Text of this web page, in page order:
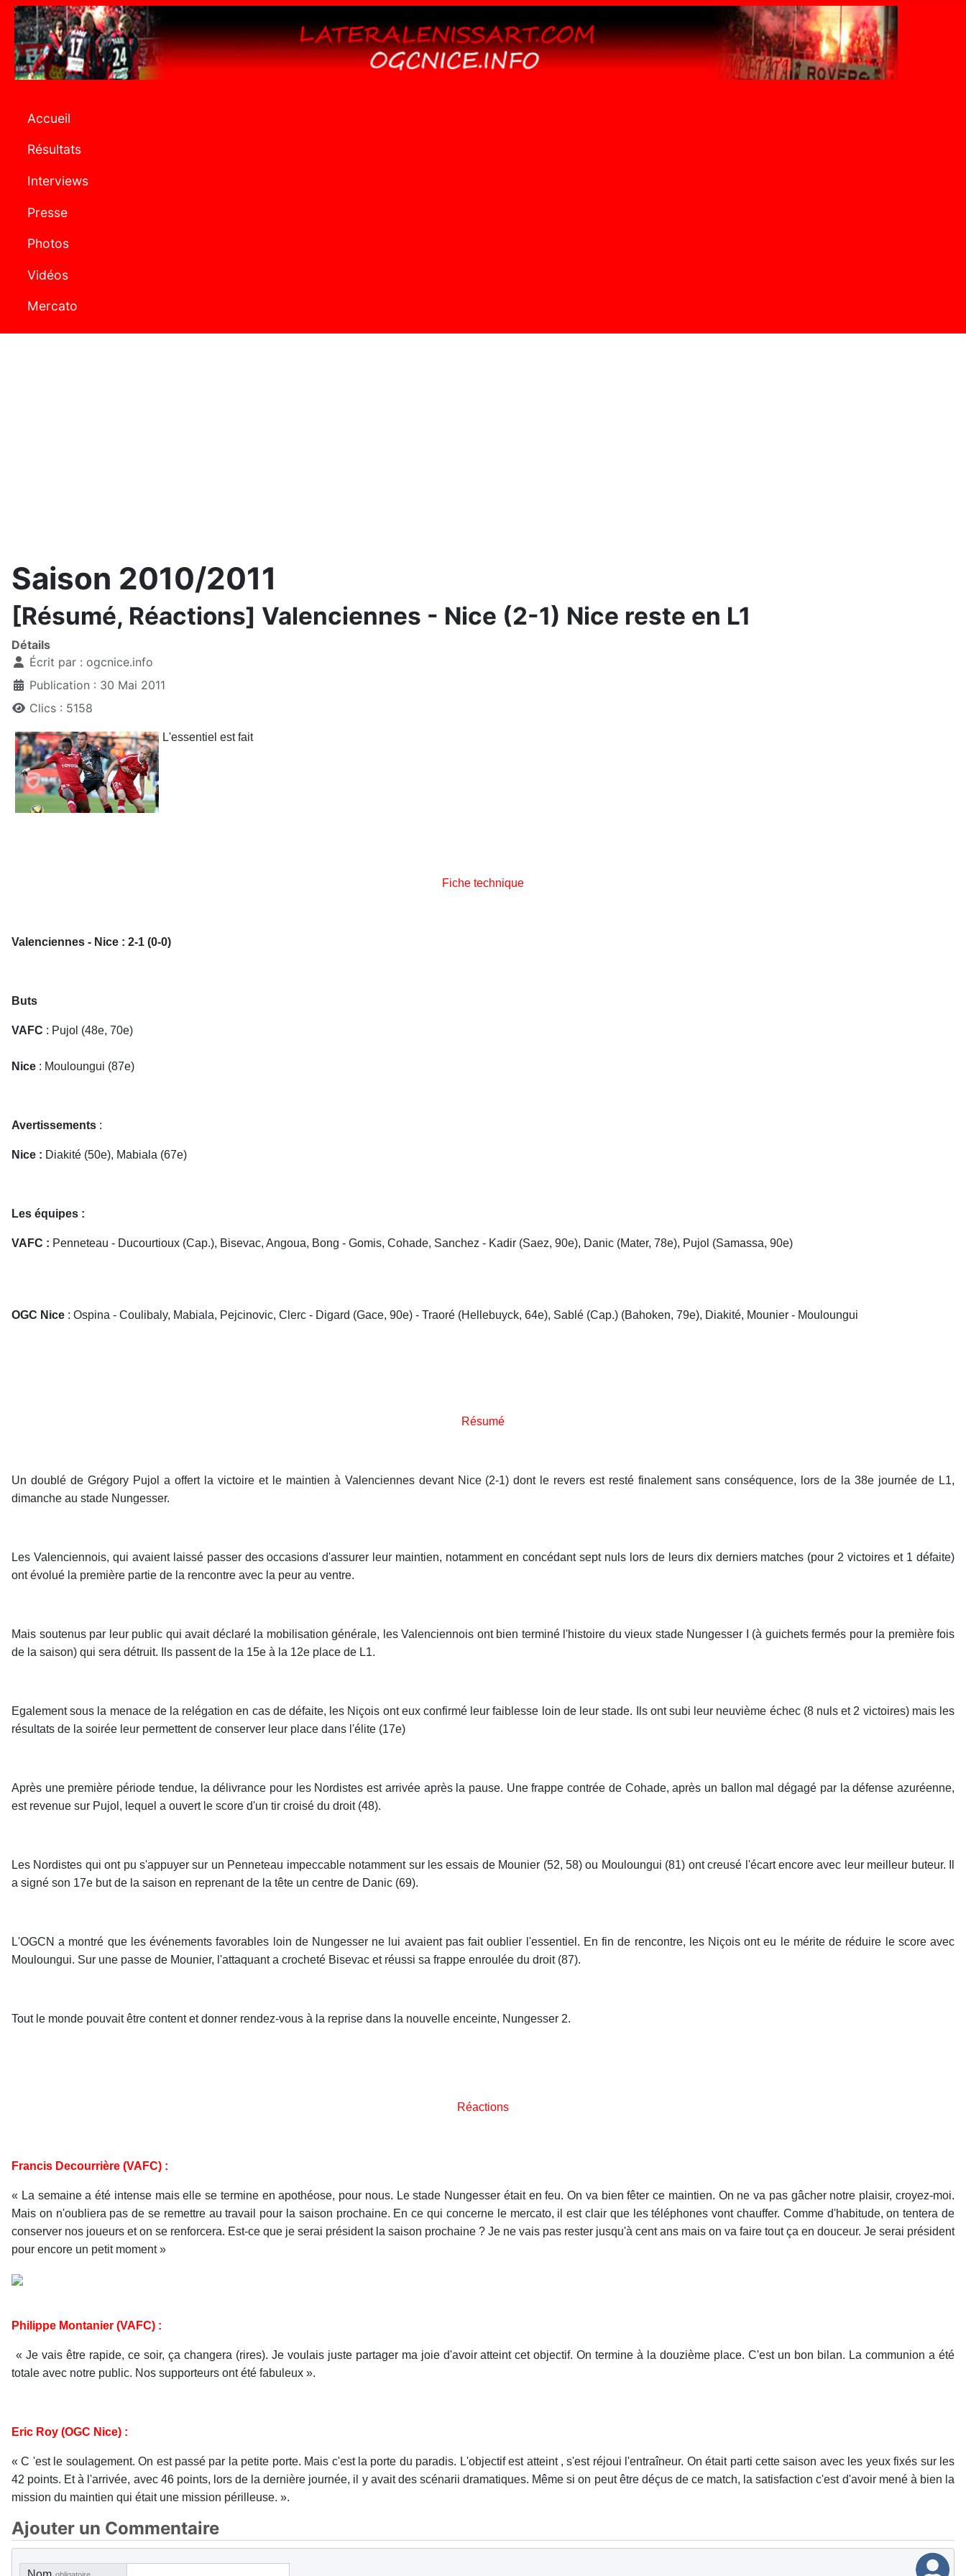
Accueil
Résultats
Interviews
Presse
Photos
Vidéos
Mercato
Saison 2010/2011
[Résumé, Réactions] Valenciennes - Nice (2-1) Nice reste en L1
Détails
Écrit par : ogcnice.info
Publication : 30 Mai 2011
Clics : 5158
L'essentiel est fait
Fiche technique
Valenciennes - Nice : 2-1 (0-0)
Buts
VAFC : Pujol (48e, 70e)
Nice : Mouloungui (87e)
Avertissements :
Nice : Diakité (50e), Mabiala (67e)
Les équipes :
VAFC : Penneteau - Ducourtioux (Cap.), Bisevac, Angoua, Bong - Gomis, Cohade, Sanchez - Kadir (Saez, 90e), Danic (Mater, 78e), Pujol (Samassa, 90e)
OGC Nice : Ospina - Coulibaly, Mabiala, Pejcinovic, Clerc - Digard (Gace, 90e) - Traoré (Hellebuyck, 64e), Sablé (Cap.) (Bahoken, 79e), Diakité, Mounier - Mouloungui
Résumé
Un doublé de Grégory Pujol a offert la victoire et le maintien à Valenciennes devant Nice (2-1) dont le revers est resté finalement sans conséquence, lors de la 38e journée de L1,
dimanche au stade Nungesser.
Les Valenciennois, qui avaient laissé passer des occasions d'assurer leur maintien, notamment en concédant sept nuls lors de leurs dix derniers matches (pour 2 victoires et 1 défaite)
ont évolué la première partie de la rencontre avec la peur au ventre.
Mais soutenus par leur public qui avait déclaré la mobilisation générale, les Valenciennois ont bien terminé l'histoire du vieux stade Nungesser I (à guichets fermés pour la première fois
de la saison) qui sera détruit. Ils passent de la 15e à la 12e place de L1.
Egalement sous la menace de la relégation en cas de défaite, les Niçois ont eux confirmé leur faiblesse loin de leur stade. Ils ont subi leur neuvième échec (8 nuls et 2 victoires) mais les
résultats de la soirée leur permettent de conserver leur place dans l'élite (17e)
Après une première période tendue, la délivrance pour les Nordistes est arrivée après la pause. Une frappe contrée de Cohade, après un ballon mal dégagé par la défense azuréenne,
est revenue sur Pujol, lequel a ouvert le score d'un tir croisé du droit (48).
Les Nordistes qui ont pu s'appuyer sur un Penneteau impeccable notamment sur les essais de Mounier (52, 58) ou Mouloungui (81) ont creusé l'écart encore avec leur meilleur buteur. Il
a signé son 17e but de la saison en reprenant de la tête un centre de Danic (69).
L'OGCN a montré que les événements favorables loin de Nungesser ne lui avaient pas fait oublier l'essentiel. En fin de rencontre, les Niçois ont eu le mérite de réduire le score avec
Mouloungui. Sur une passe de Mounier, l'attaquant a crocheté Bisevac et réussi sa frappe enroulée du droit (87).
Tout le monde pouvait être content et donner rendez-vous à la reprise dans la nouvelle enceinte, Nungesser 2.
Réactions
Francis Decourrière (VAFC) :
« La semaine a été intense mais elle se termine en apothéose, pour nous. Le stade Nungesser était en feu. On va bien fêter ce maintien. On ne va pas gâcher notre plaisir, croyez-moi.
Mais on n'oubliera pas de se remettre au travail pour la saison prochaine. En ce qui concerne le mercato, il est clair que les téléphones vont chauffer. Comme d'habitude, on tentera de
conserver nos joueurs et on se renforcera. Est-ce que je serai président la saison prochaine ? Je ne vais pas rester jusqu'à cent ans mais on va faire tout ça en douceur. Je serai président
pour encore un petit moment »
Philippe Montanier (VAFC) :
« Je vais être rapide, ce soir, ça changera (rires). Je voulais juste partager ma joie d'avoir atteint cet objectif. On termine à la douzième place. C'est un bon bilan. La communion a été
totale avec notre public. Nos supporteurs ont été fabuleux ».
Eric Roy (OGC Nice) :
« C 'est le soulagement. On est passé par la petite porte. Mais c'est la porte du paradis. L'objectif est atteint , s'est réjoui l'entraîneur. On était parti cette saison avec les yeux fixés sur les
42 points. Et à l'arrivée, avec 46 points, lors de la dernière journée, il y avait des scénarii dramatiques. Même si on peut être déçus de ce match, la satisfaction c'est d'avoir mené à bien la
mission du maintien qui était une mission périlleuse. ».
Ajouter un Commentaire